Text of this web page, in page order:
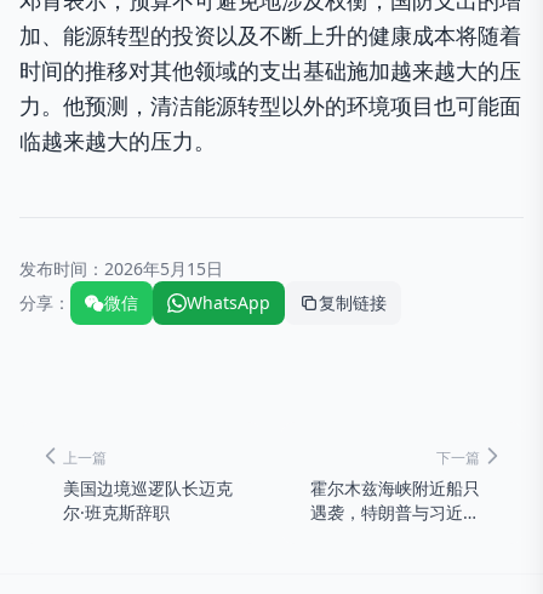
加、能源转型的投资以及不断上升的健康成本将随着
时间的推移对其他领域的支出基础施加越来越大的压
力。他预测，清洁能源转型以外的环境项目也可能面
临越来越大的压力。
发布时间： 2026年5月15日
分享：
微信 WhatsApp 复制链接
上一篇
美国边境巡逻队长迈克
尔·班克斯辞职
下一篇
霍尔木兹海峡附近船只
遇袭，特朗普与习近平